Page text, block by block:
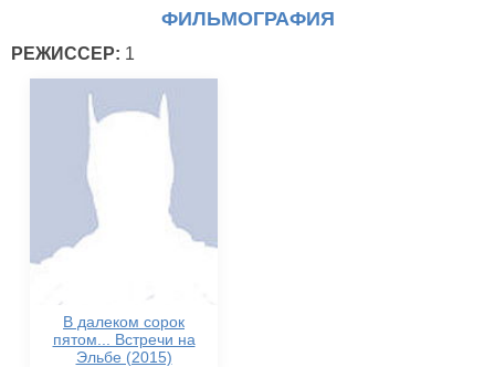
ФИЛЬМОГРАФИЯ
РЕЖИССЕР: 1
В далеком сорок
пятом... Встречи на
Эльбе (2015)